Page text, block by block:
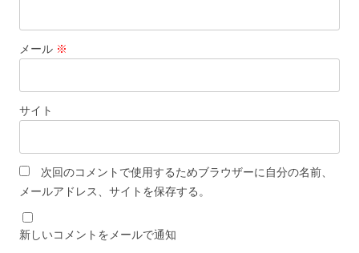
メール ※
サイト
次回のコメントで使用するためブラウザーに自分の名前、
メールアドレス、サイトを保存する。
新しいコメントをメールで通知